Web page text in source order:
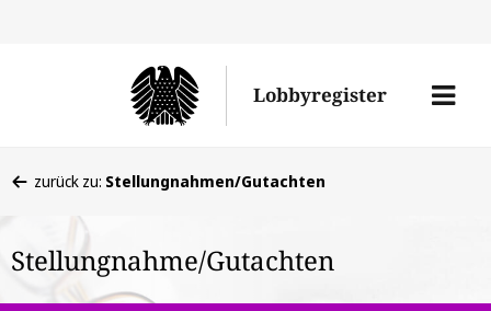
Lobbyregister
Menü
befinden
hier:
zurück zu: Stellungnahmen/Gutachten
Stellungnahme/Gutachten